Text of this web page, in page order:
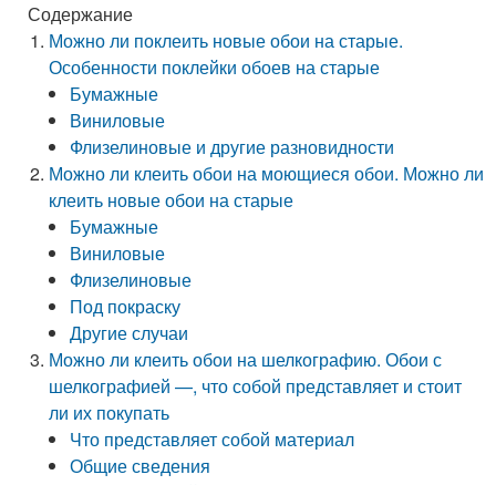
Содержание
Можно ли поклеить новые обои на старые.
Особенности поклейки обоев на старые
Бумажные
Виниловые
Флизелиновые и другие разновидности
Можно ли клеить обои на моющиеся обои. Можно ли
клеить новые обои на старые
Бумажные
Виниловые
Флизелиновые
Под покраску
Другие случаи
Можно ли клеить обои на шелкографию. Обои с
шелкографией —, что собой представляет и стоит
ли их покупать
Что представляет собой материал
Общие сведения